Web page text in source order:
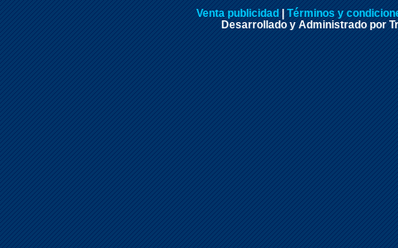
Venta publicidad | Términos y
Desarrollado y Administrado por